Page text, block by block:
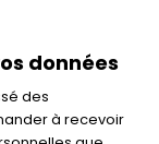
données
des
à recevoir